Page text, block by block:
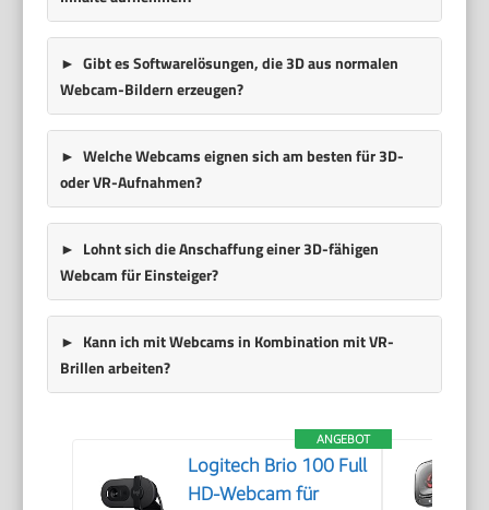
Gibt es Softwarelösungen, die 3D aus normalen
Webcam-Bildern erzeugen?
Welche Webcams eignen sich am besten für 3D-
oder VR-Aufnahmen?
Lohnt sich die Anschaffung einer 3D-fähigen
Webcam für Einsteiger?
Kann ich mit Webcams in Kombination mit VR-
Brillen arbeiten?
ANGEBOT
Logitech Brio 100 Full
HD-Webcam für